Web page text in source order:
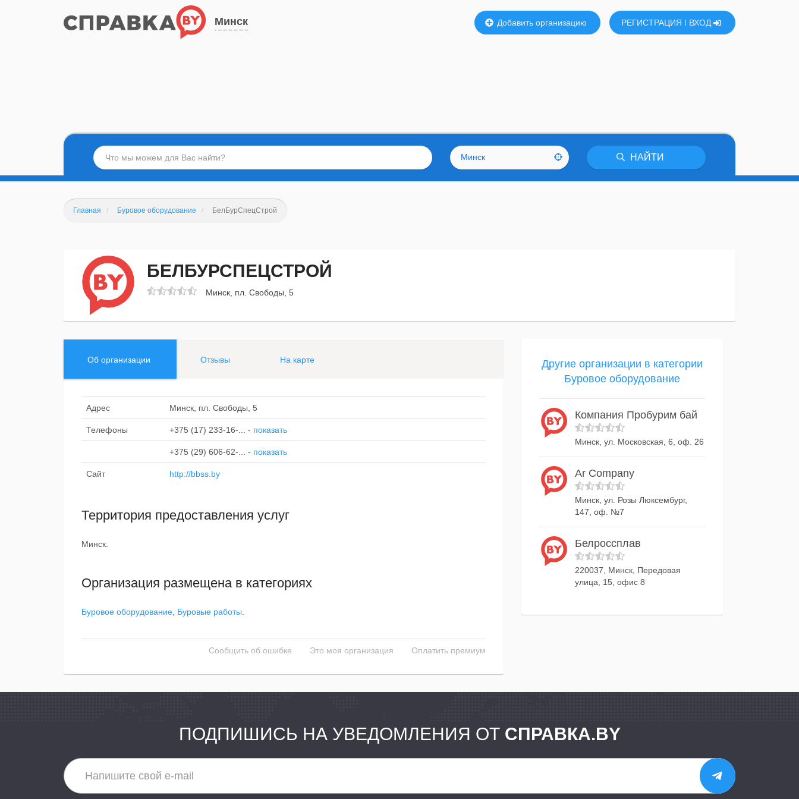
Минск Добавить организацию РЕГИСТРАЦИЯ ВХОД
Минск НАЙТИ
Главная Буровое оборудование БелБурСпецСтрой
БЕЛБУРСПЕЦСТРОЙ
Минск, пл. Свободы, 5
Об организации Отзывы На карте
Адрес Минск, пл. Свободы, 5
Телефоны +375 (17) 233-16-... - показать
+375 (29) 606-62-... - показать
Сайт http://bbss.by
Территория предоставления услуг
Минск.
Организация размещена в категориях
Буровое оборудование Буровые работы
Сообщить об ошибке Это моя организация Оплатить премиум
Другие организации в категории
Буровое оборудование
Компания Пробурим бай
Минск, ул. Московская, 6, оф. 26
Ar Company
Минск, ул. Розы Люксембург,
147, оф. №7
Белроссплав
220037, Минск, Передовая
улица, 15, офис 8
ПОДПИШИСЬ НА УВЕДОМЛЕНИЯ ОТ СПРАВКА.BY